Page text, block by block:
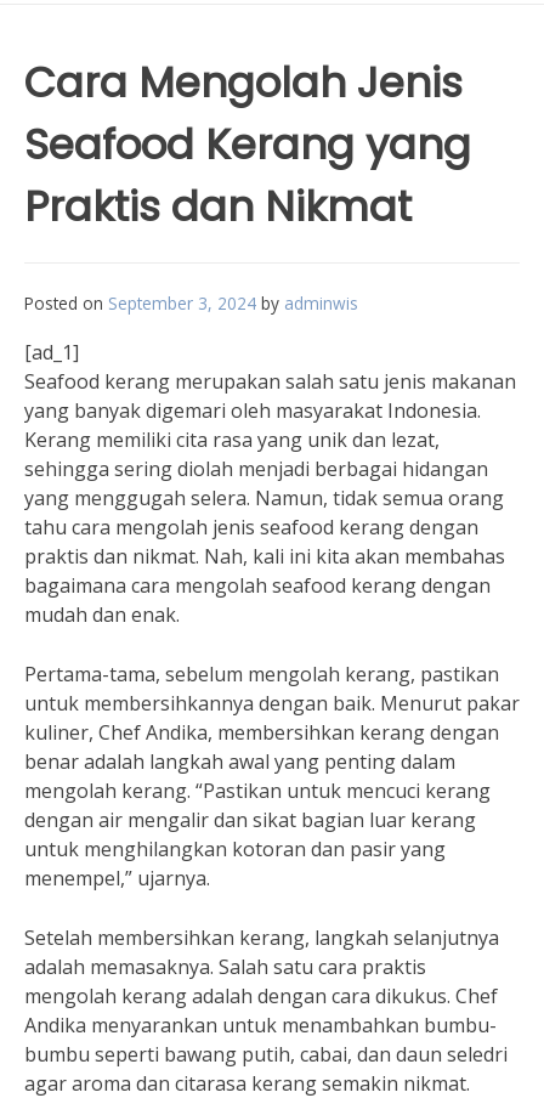
Cara Mengolah Jenis
Seafood Kerang yang
Praktis dan Nikmat
Posted on September 3, 2024 by adminwis
[ad_1]
Seafood kerang merupakan salah satu jenis makanan
yang banyak digemari oleh masyarakat Indonesia.
Kerang memiliki cita rasa yang unik dan lezat,
sehingga sering diolah menjadi berbagai hidangan
yang menggugah selera. Namun, tidak semua orang
tahu cara mengolah jenis seafood kerang dengan
praktis dan nikmat. Nah, kali ini kita akan membahas
bagaimana cara mengolah seafood kerang dengan
mudah dan enak.
Pertama-tama, sebelum mengolah kerang, pastikan
untuk membersihkannya dengan baik. Menurut pakar
kuliner, Chef Andika, membersihkan kerang dengan
benar adalah langkah awal yang penting dalam
mengolah kerang. “Pastikan untuk mencuci kerang
dengan air mengalir dan sikat bagian luar kerang
untuk menghilangkan kotoran dan pasir yang
menempel,” ujarnya.
Setelah membersihkan kerang, langkah selanjutnya
adalah memasaknya. Salah satu cara praktis
mengolah kerang adalah dengan cara dikukus. Chef
Andika menyarankan untuk menambahkan bumbu-
bumbu seperti bawang putih, cabai, dan daun seledri
agar aroma dan citarasa kerang semakin nikmat.